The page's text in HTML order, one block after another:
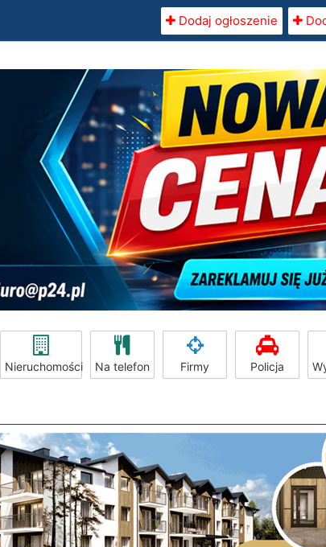
Dodaj ogłoszenie
Nieruchomości Na telefon Firmy Policja